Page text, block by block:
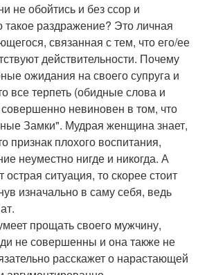
не обойтись и без ссор и
раздражение? Это личная
связанная с тем, что его/ее
действительности. Почему
ожидания на своего супруга и
все терпеть (обидные слова и
невиновен в том, что
Замки". Мудрая женщина знает,
признак плохого воспитания,
неуместно нигде и никогда. А
острая ситуация, то скорее стоит
изначально в саму себя, ведь
прощать своего мужчину,
не совершенны и она также не
расскажет о нарастающей